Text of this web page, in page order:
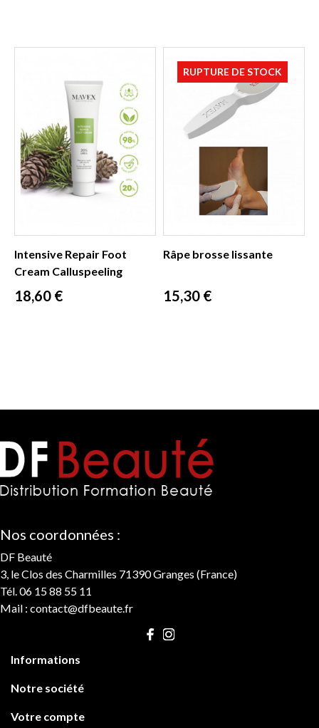
Intensive Repair Foot
Cream Calluspeeling
Prix
18,60 €
Râpe brosse lissante
Prix
15,30 €
RUPTURE DE STOCK
Nos coordonnées :
DF Beauté
3, le Clos des Charmilles 71390 Granges (France)
Tél. 06 15 88 55 11
Mail : contact@dfbeaute.fr
Informations
Notre société
Votre compte